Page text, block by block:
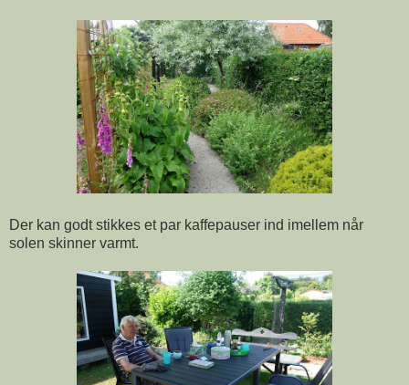
Der kan godt stikkes et par kaffepauser ind imellem når
solen skinner varmt.